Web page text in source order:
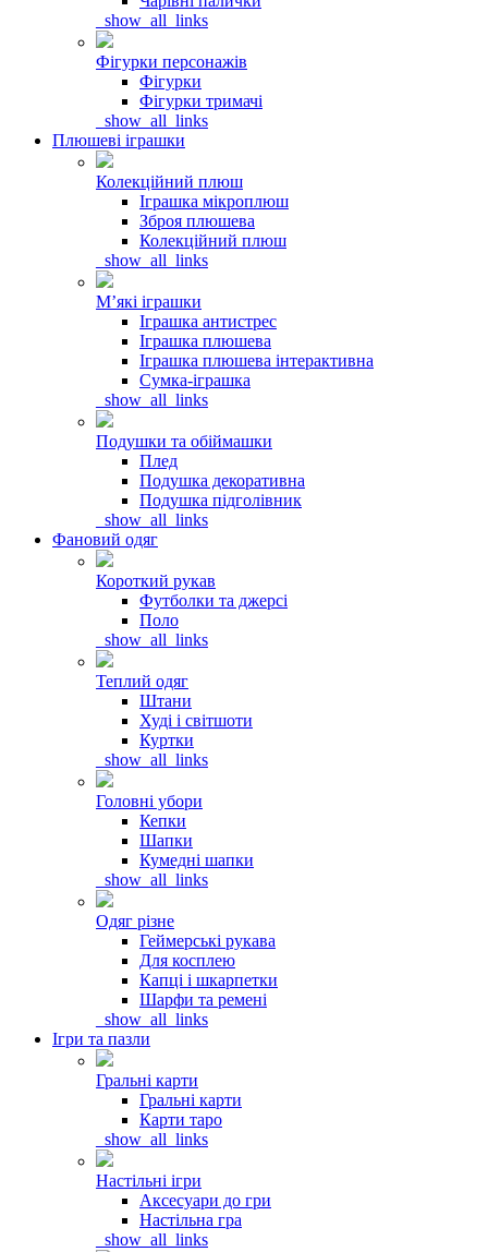
_show_all_links
Фігурки персонажів
Фігурки
Фігурки тримачі
_show_all_links
Плюшеві іграшки
Колекційний плюш
Іграшка мікроплюш
Зброя плюшева
Колекційний плюш
_show_all_links
Мʼякі іграшки
Іграшка антистрес
Іграшка плюшева
Іграшка плюшева інтерактивна
Сумка-іграшка
_show_all_links
Подушки та обіймашки
Плед
Подушка декоративна
Подушка підголівник
_show_all_links
Фановий одяг
Короткий рукав
Футболки та джерсі
Поло
_show_all_links
Теплий одяг
Штани
Худі і світшоти
Куртки
_show_all_links
Головні убори
Кепки
Шапки
Кумедні шапки
_show_all_links
Одяг різне
Геймерські рукава
Для косплею
Капці і шкарпетки
Шарфи та ремені
_show_all_links
Ігри та пазли
Гральні карти
Гральні карти
Карти таро
_show_all_links
Настільні ігри
Аксесуари до гри
Настільна гра
_show_all_links